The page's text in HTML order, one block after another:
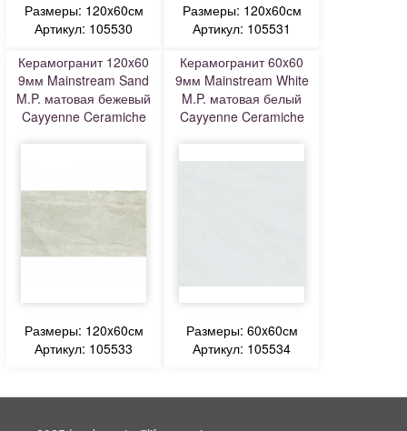
Размеры: 120x60см
Артикул: 105530
Размеры: 120x60см
Артикул: 105531
Керамогранит 120x60
9мм Mainstream Sand
M.P. матовая бежевый
Cayyenne Ceramiche
Размеры: 120x60см
Артикул: 105533
Керамогранит 60x60
9мм Mainstream White
M.P. матовая белый
Cayyenne Ceramiche
Размеры: 60x60см
Артикул: 105534